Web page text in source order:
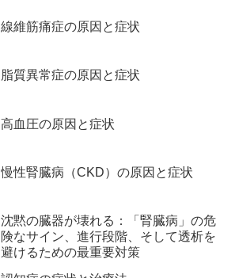
線維筋痛症の原因と症状
脂質異常症の原因と症状
高血圧の原因と症状
慢性腎臓病（CKD）の原因と症状
沈黙の臓器が壊れる：「腎臓病」の危
険なサイン、進行段階、そして透析を
避けるための最重要対策